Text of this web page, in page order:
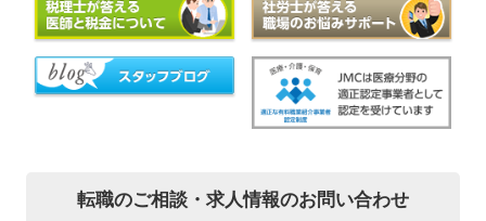
転職のご相談・ 求人情報のお問い合わせ